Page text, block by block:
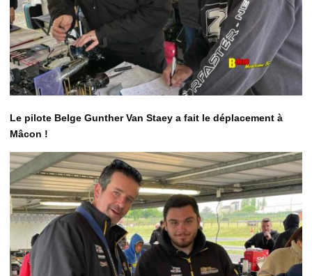
Le pilote Belge Gunther Van Staey a fait le déplacement à
Mâcon !